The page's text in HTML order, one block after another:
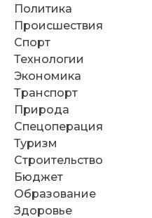
Политика
Происшествия
Спорт
Технологии
Экономика
Транспорт
Природа
Спецоперация
Туризм
Строительство
Бюджет
Образование
Здоровье